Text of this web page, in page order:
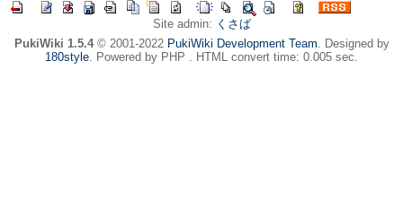
Site admin: くさば
PukiWiki 1.5.4© 2001-2022 PukiWiki Development Team. Designed by
180style. Powered by PHP . HTML convert time: 0.005 sec.